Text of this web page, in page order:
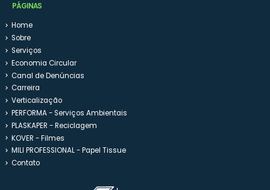
PÁGINAS
Home
Sobre
Serviços
Economia Circular
Canal de Denúncias
Carreira
Verticalização
PERFORMA - Serviços Ambientais
PLASKAPER - Reciclagem
KOVER - Filmes
MILI PROFESSIONAL - Papel Tissue
Contato